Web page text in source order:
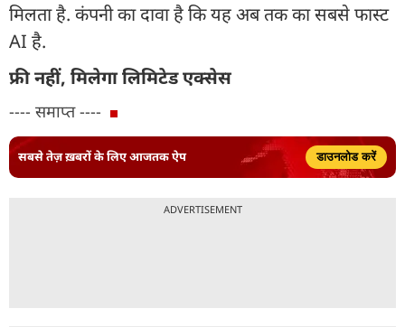
मिलता है. कंपनी का दावा है कि यह अब तक का सबसे फास्ट
AI है.
फ्री नहीं, मिलेगा लिमिटेड एक्सेस
---- समाप्त ----
सबसे तेज़ ख़बरों के लिए आजतक ऐप डाउनलोड करें
ADVERTISEMENT